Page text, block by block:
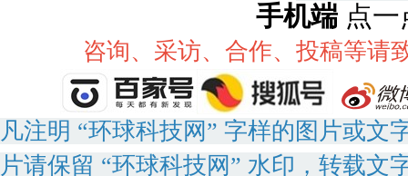
手机端 点
咨询、采访、合作、投稿等请
凡注明 “环球科技网” 字样的图片或文
片请保留 “环球科技网” 水印，转载文